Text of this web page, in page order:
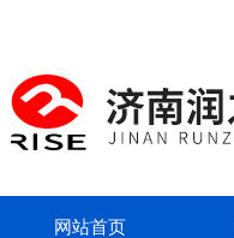
网站首页